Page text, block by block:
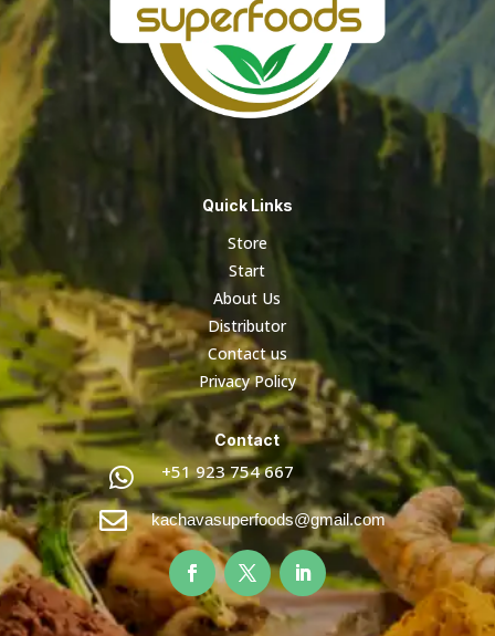
Quick Links
Store
Start
About Us
Distributor
Contact us
Privacy Policy
Contact
 +51 923 754 667
 kachavasuperfoods@gmail.com